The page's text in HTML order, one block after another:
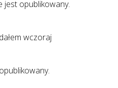
jest opublikowany.
wczoraj